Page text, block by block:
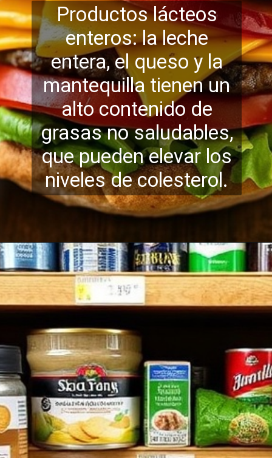
Productos lácteos
enteros: la leche
entera, el queso y la
mantequilla tienen un
alto contenido de
grasas no saludables,
que pueden elevar los
niveles de colesterol.